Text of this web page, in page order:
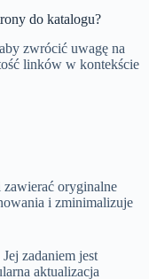
do katalogu?
zwrócić uwagę na
linków w kontekście
oryginalne
i zminimalizuje
Jej zadaniem jest
aktualizacja